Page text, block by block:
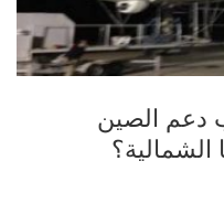
دعم الصين
الشمالية؟